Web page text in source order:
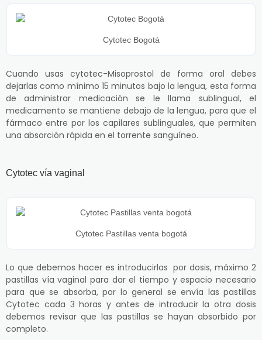
Cytotec Bogotá
Cuando usas cytotec-Misoprostol de forma oral debes
dejarlas como mínimo 15 minutos bajo la lengua, esta forma
de administrar medicación se le llama sublingual, el
medicamento se mantiene debajo de la lengua, para que el
fármaco entre por los capilares sublinguales, que permiten
una absorción rápida en el torrente sanguíneo.
Cytotec vía vaginal
Cytotec Pastillas venta bogotá
Lo que debemos hacer es introducirlas por dosis, máximo 2
pastillas vía vaginal para dar el tiempo y espacio necesario
para que se absorba, por lo general se envía las pastillas
Cytotec cada 3 horas y antes de introducir la otra dosis
debemos revisar que las pastillas se hayan absorbido por
completo.